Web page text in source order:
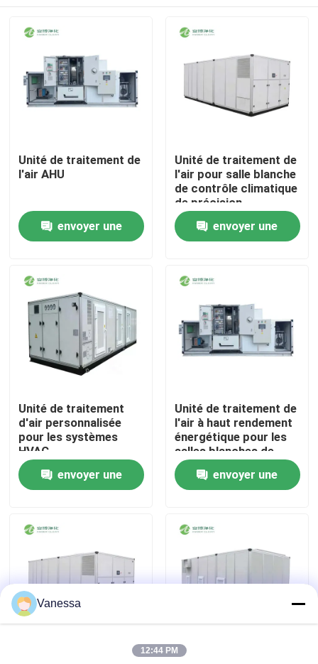
Produits
Au sujet de nous
Contrôle de qualité
Contactez-nous
Nouvelles
Cas
Théâtre modulaire d'opération
Pièce propre modulaire
Unité de traitement de
l'air AHU
envoyer une
Unité de traitement de
l'air pour salle blanche
de contrôle climatique
de précision
envoyer une
Unité de traitement
d'air personnalisée
pour les systèmes
HVAC.
envoyer une
Unité de traitement de
l'air à haut rendement
énergétique pour les
salles blanches de
l'industrie
pharmaceutique
envoyer une
AMBER Unité de
Vanessa
12:44 PM